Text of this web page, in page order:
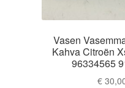
Vasen
Kahva Citroën
96334565
€